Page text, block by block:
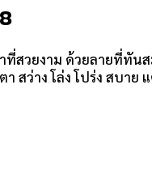
ที่สวยงาม ด้วยลายที่ทั
สว่าง โล่ง โปร่ง สบา